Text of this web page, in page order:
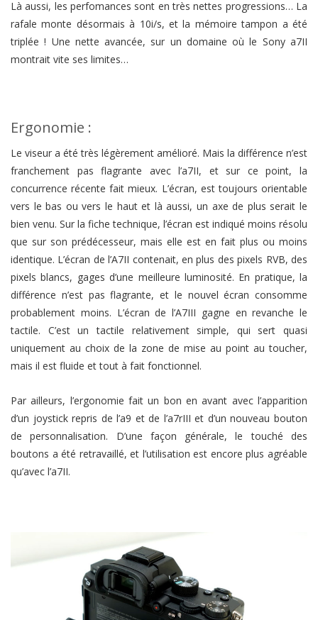
Là aussi, les perfomances sont en très nettes progressions… La
rafale monte désormais à 10i/s, et la mémoire tampon a été
triplée ! Une nette avancée, sur un domaine où le Sony a7II
montrait vite ses limites…
Ergonomie :
Le viseur a été très légèrement amélioré. Mais la différence n’est
franchement pas flagrante avec l’a7II, et sur ce point, la
concurrence récente fait mieux. L’écran, est toujours orientable
vers le bas ou vers le haut et là aussi, un axe de plus serait le
bien venu. Sur la fiche technique, l’écran est indiqué moins résolu
que sur son prédécesseur, mais elle est en fait plus ou moins
identique. L’écran de l’A7II contenait, en plus des pixels RVB, des
pixels blancs, gages d’une meilleure luminosité. En pratique, la
différence n’est pas flagrante, et le nouvel écran consomme
probablement moins. L’écran de l’A7III gagne en revanche le
tactile. C’est un tactile relativement simple, qui sert quasi
uniquement au choix de la zone de mise au point au toucher,
mais il est fluide et tout à fait fonctionnel.
Par ailleurs, l’ergonomie fait un bon en avant avec l’apparition
d’un joystick repris de l’a9 et de l’a7rIII et d’un nouveau bouton
de personnalisation. D’une façon générale, le touché des
boutons a été retravaillé, et l’utilisation est encore plus agréable
qu’avec l’a7II.